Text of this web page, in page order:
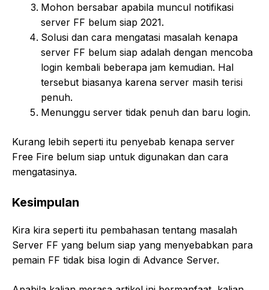
Mohon bersabar apabila muncul notifikasi
server FF belum siap 2021.
Solusi dan cara mengatasi masalah kenapa
server FF belum siap adalah dengan mencoba
login kembali beberapa jam kemudian. Hal
tersebut biasanya karena server masih terisi
penuh.
Menunggu server tidak penuh dan baru login.
Kurang lebih seperti itu penyebab kenapa server
Free Fire belum siap untuk digunakan dan cara
mengatasinya.
Kesimpulan
Kira kira seperti itu pembahasan tentang masalah
Server FF yang belum siap yang menyebabkan para
pemain FF tidak bisa login di Advance Server.